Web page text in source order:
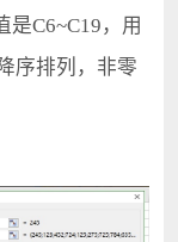
C6~C19，用
序排列，非零